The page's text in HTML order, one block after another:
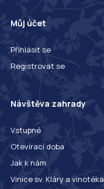
Můj účet
Přihlásit se
Registrovat se
Návštěva zahrady
Vstupné
Otevírací doba
Jak k nám
Vinice sv. Kláry a vinotéka